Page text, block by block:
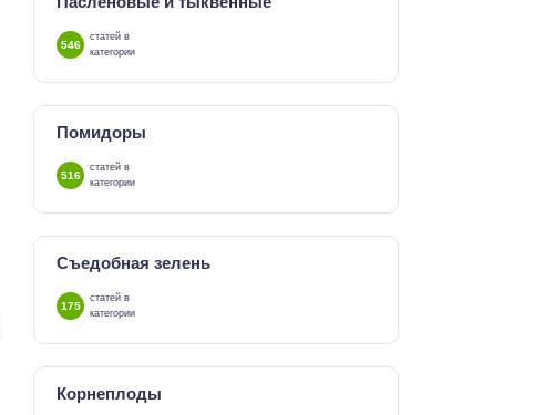
546
статей в
категории
Помидоры
516
статей в
категории
Съедобная зелень
175
статей в
категории
Корнеплоды